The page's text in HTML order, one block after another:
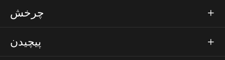
چرخش 
پیچیدن 